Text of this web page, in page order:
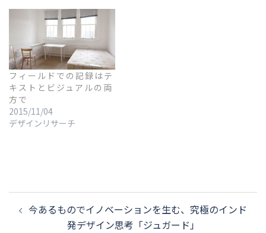
フィールドでの記録はテ
キストとビジュアルの両
方で
2015/11/04
デザインリサーチ
投
稿 今あるものでイノベーションを生む、究極のインド
発デザイン思考「ジュガード」